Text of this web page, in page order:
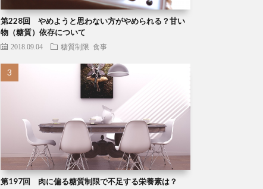
第228回 やめようと思わない方がやめられる？甘い
物（糖質）依存について
2018.09.04 糖質制限 食事
第197回 肉に偏る糖質制限で不足する栄養素は？